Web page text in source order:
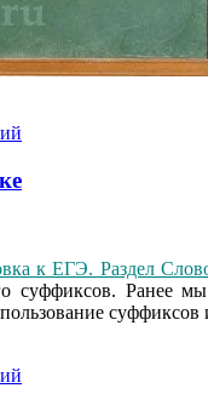
к ЕГЭ. Раздел
суффиксов. Ранее
суффиксов